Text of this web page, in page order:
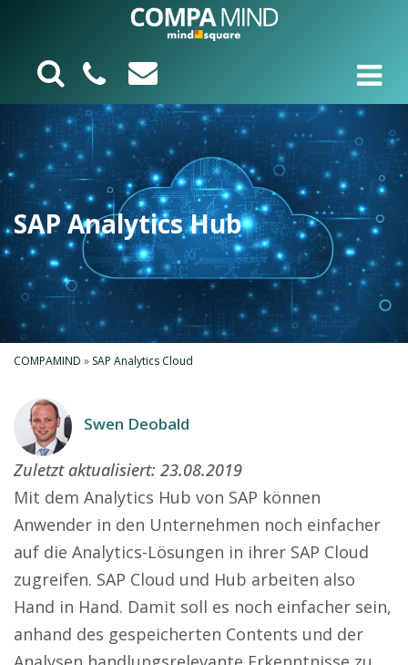
SAP Analytics Hub
COMPAMIND » SAP Analytics Cloud
Swen Deobald
Zuletzt aktualisiert: 23.08.2019
Mit dem Analytics Hub von SAP können
Anwender in den Unternehmen noch einfacher
auf die Analytics-Lösungen in ihrer SAP Cloud
zugreifen. SAP Cloud und Hub arbeiten also
Hand in Hand. Damit soll es noch einfacher sein,
anhand des gespeicherten Contents und der